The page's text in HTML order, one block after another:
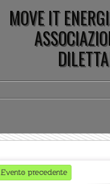
MOVE IT
Evento precedente